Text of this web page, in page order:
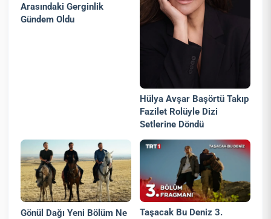
Arasındaki Gerginlik
Gündem Oldu
Hülya Avşar Başörtü Takıp
Fazilet Rolüyle Dizi
Setlerine Döndü
Gönül Dağı Yeni Bölüm Ne
Taşacak Bu Deniz 3.